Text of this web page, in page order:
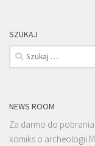
SZUKAJ
Szukaj:
NEWS ROOM
Za darmo do
komiks o archeologii